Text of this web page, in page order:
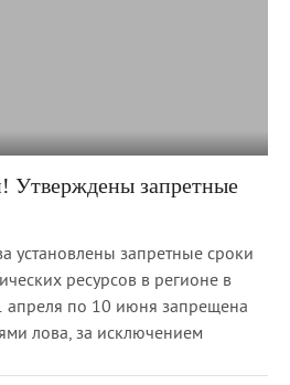
Утверждены запретные
установлены запретные сроки
ресурсов в регионе в
апреля по 10 июня запрещена
лова, за исключением